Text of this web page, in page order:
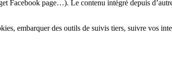
Facebook page…). Le contenu intégré depuis
embarquer des outils de suivis tiers, suivre vos